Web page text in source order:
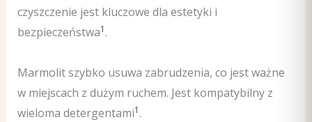
czyszczenie jest kluczowe dla estetyki i
bezpieczeństwa1 .
Marmolit szybko usuwa zabrudzenia, co jest ważne
w miejscach z dużym ruchem. Jest kompatybilny z
wieloma detergentami1 .